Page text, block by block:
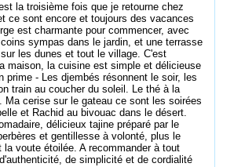
la troisième fois que je retourne chez
ce sont encore et toujours des vacances
est charmante pour commencer, avec
sympas dans le jardin, et une terrasse
les dunes et tout le village. C'est
maison, la cuisine est simple et délicieuse
prime - Les djembés résonnent le soir, les
train au coucher du soleil. Le thé à la
Ma cerise sur le gateau ce sont les soirées
et Rachid au bivouac dans le désert.
délicieux tajine préparé par le
et gentillesse à volonté, plus le
voute étoilée. A recommander à tout
de simplicité et de cordialité